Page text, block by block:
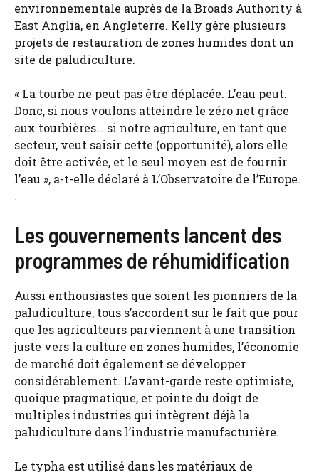
environnementale auprès de la Broads Authority à
East Anglia, en Angleterre. Kelly gère plusieurs
projets de restauration de zones humides dont un
site de paludiculture.
« La tourbe ne peut pas être déplacée. L’eau peut.
Donc, si nous voulons atteindre le zéro net grâce
aux tourbières… si notre agriculture, en tant que
secteur, veut saisir cette (opportunité), alors elle
doit être activée, et le seul moyen est de fournir
l’eau », a-t-elle déclaré à L’Observatoire de l’Europe.
.
Les gouvernements lancent des
programmes de réhumidification
Aussi enthousiastes que soient les pionniers de la
paludiculture, tous s’accordent sur le fait que pour
que les agriculteurs parviennent à une transition
juste vers la culture en zones humides, l’économie
de marché doit également se développer
considérablement. L’avant-garde reste optimiste,
quoique pragmatique, et pointe du doigt de
multiples industries qui intègrent déjà la
paludiculture dans l’industrie manufacturière.
Le typha est utilisé dans les matériaux de